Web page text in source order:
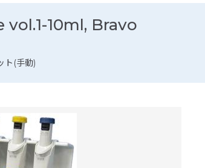
10ml, Bravo
ト(手動)